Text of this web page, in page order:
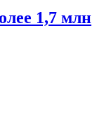
1,7 млн